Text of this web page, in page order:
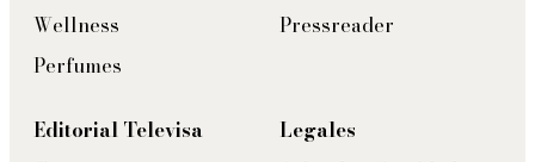
Wellness
Perfumes
Pressreader
Editorial Televisa
Legales